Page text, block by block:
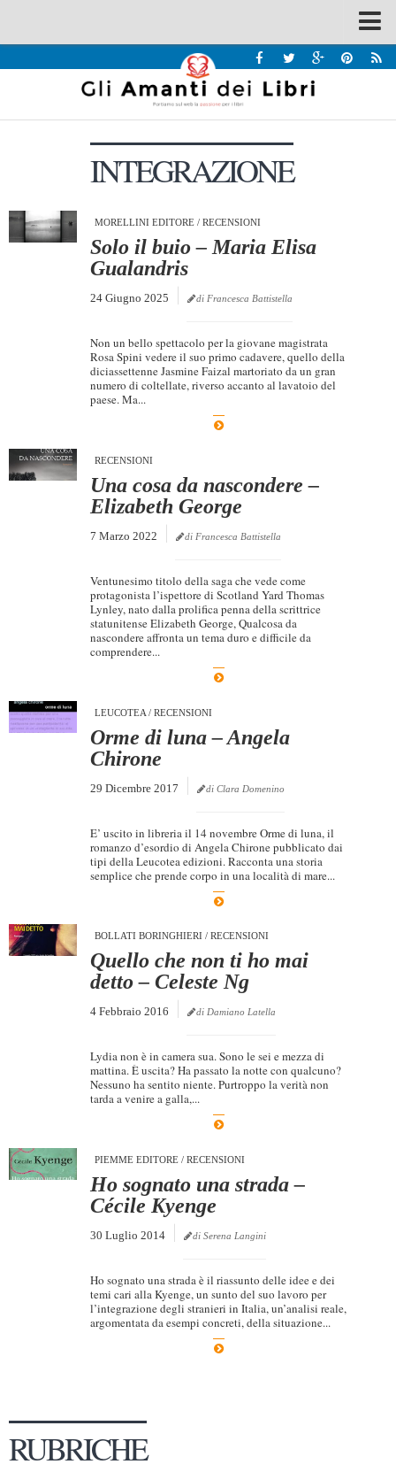
Recensioni
Interviste & Incontri
Chi siamo
Rassegna Stampa
Archivio
Partnership
Giallo Stresa
Premio Chiara
A Tutto Volume
Salone di Torino
INTEGRAZIONE
MORELLINI EDITORE/ RECENSIONI
Solo il buio – Maria Elisa
Gualandris
24 Giugno 2025 di Francesca Battistella
Non un bello spettacolo per la giovane magistrata
Rosa Spini vedere il suo primo cadavere, quello della
diciassettenne Jasmine Faizal martoriato da un gran
numero di coltellate, riverso accanto al lavatoio del
paese. Ma...
RECENSIONI
Una cosa da nascondere –
Elizabeth George
7 Marzo 2022 di Francesca Battistella
Ventunesimo titolo della saga che vede come
protagonista l’ispettore di Scotland Yard Thomas
Lynley, nato dalla prolifica penna della scrittrice
statunitense Elizabeth George, Qualcosa da
nascondere affronta un tema duro e difficile da
comprendere...
LEUCOTEA/ RECENSIONI
Orme di luna – Angela
Chirone
29 Dicembre 2017 di Clara Domenino
E’ uscito in libreria il 14 novembre Orme di luna, il
romanzo d’esordio di Angela Chirone pubblicato dai
tipi della Leucotea edizioni. Racconta una storia
semplice che prende corpo in una località di mare...
BOLLATI BORINGHIERI / RECENSIONI
Quello che non ti ho mai
detto – Celeste Ng
4 Febbraio 2016 di Damiano Latella
Lydia non è in camera sua. Sono le sei e mezza di
mattina. È uscita? Ha passato la notte con qualcuno?
Nessuno ha sentito niente. Purtroppo la verità non
tarda a venire a galla,...
PIEMME EDITORE/ RECENSIONI
Ho sognato una strada –
Cécile Kyenge
30 Luglio 2014 di Serena Langini
Ho sognato una strada è il riassunto delle idee e dei
temi cari alla Kyenge, un sunto del suo lavoro per
l’integrazione degli stranieri in Italia, un’analisi reale,
argomentata da esempi concreti, della situazione...
RUBRICHE